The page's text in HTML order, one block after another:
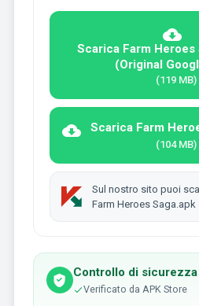
Scarica Farm Heroes
(Original
(119 MB)
Scarica Farm
(104 MB)
Sul nostro sito puoi
Farm Heroes Saga.apk
Controllo di
Verificato da APK Store